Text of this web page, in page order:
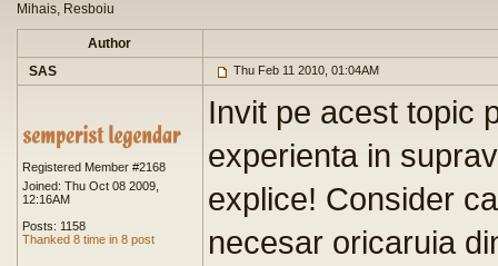
Mihais, Resboiu
Author
SAS
Thu Feb 11 2010, 01:04AM
Registered Member #2168
Joined: Thu Oct 08 2009,
12:16AM
Posts: 1158
Thanked 8 time in 8 post
Invit pe acest topic
experienta in
explice! Consider
necesar oricaruia